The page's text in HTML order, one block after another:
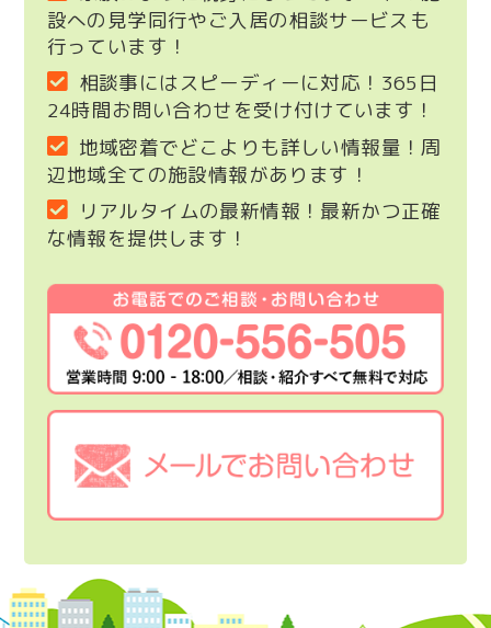
設への見学同行やご入居の相談サービスも
行っています！
相談事にはスピーディーに対応！365日
24時間お問い合わせを受け付けています！
地域密着でどこよりも詳しい情報量！周
辺地域全ての施設情報があります！
リアルタイムの最新情報！最新かつ正確
な情報を提供します！